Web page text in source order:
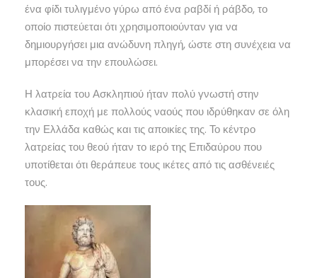
ένα φίδι τυλιγμένο γύρω από ένα ραβδί ή ράβδο, το
οποίο πιστεύεται ότι χρησιμοποιούνταν για να
δημιουργήσει μια ανώδυνη πληγή, ώστε στη συνέχεια να
μπορέσει να την επουλώσει.
Η λατρεία του Ασκληπιού ήταν πολύ γνωστή στην
κλασική εποχή με πολλούς ναούς που ιδρύθηκαν σε όλη
την Ελλάδα καθώς και τις αποικίες της. Το κέντρο
λατρείας του θεού ήταν το ιερό της Επιδαύρου που
υποτίθεται ότι θεράπευε τους ικέτες από τις ασθένειές
τους.